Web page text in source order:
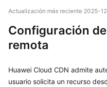
del
servicio
Pasos
Guía
Actualización más reciente 2025-
Configuración
remota
Huawei Cloud CDN admite
usuario solicita un recurso